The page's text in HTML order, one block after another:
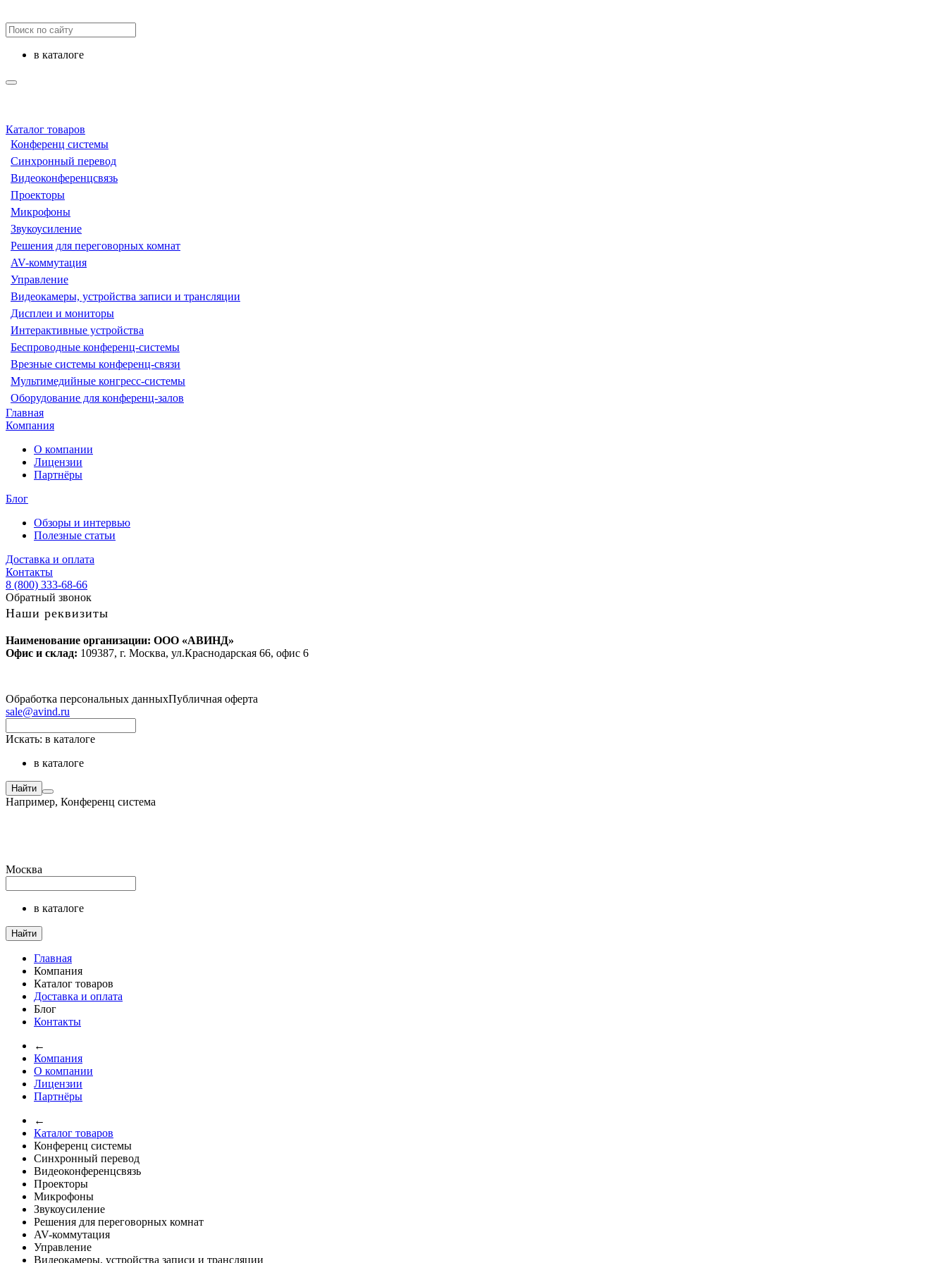
в каталоге
Каталог товаров
Конференц системы
Синхронный перевод
Видеоконференцсвязь
Проекторы
Микрофоны
Звукоусиление
Решения для переговорных комнат
AV-коммутация
Управление
Видеокамеры, устройства записи и трансляции
Дисплеи и мониторы
Интерактивные устройства
Беспроводные конференц-системы
Врезные системы конференц-связи
Мультимедийные конгресс-системы
Оборудование для конференц-залов
Главная
Компания
О компании
Лицензии
Партнёры
Блог
Обзоры и интервью
Полезные статьи
Доставка и оплата
Контакты
8 (800) 333-68-66
Обратный звонок
Наши реквизиты
Наименование организации: ООО «АВИНД»
Офис и склад: 109387, г. Москва, ул.Краснодарская 66, офис 6
Обработка персональных данныхПубличная оферта
sale@avind.ru
Искать: в каталоге
в каталоге
Найти
Например, Конференц система
Москва
в каталоге
Найти
Главная
Компания
Каталог товаров
Доставка и оплата
Блог
Контакты
←
Компания
О компании
Лицензии
Партнёры
←
Каталог товаров
Конференц системы
Синхронный перевод
Видеоконференцсвязь
Проекторы
Микрофоны
Звукоусиление
Решения для переговорных комнат
AV-коммутация
Управление
Видеокамеры, устройства записи и трансляции